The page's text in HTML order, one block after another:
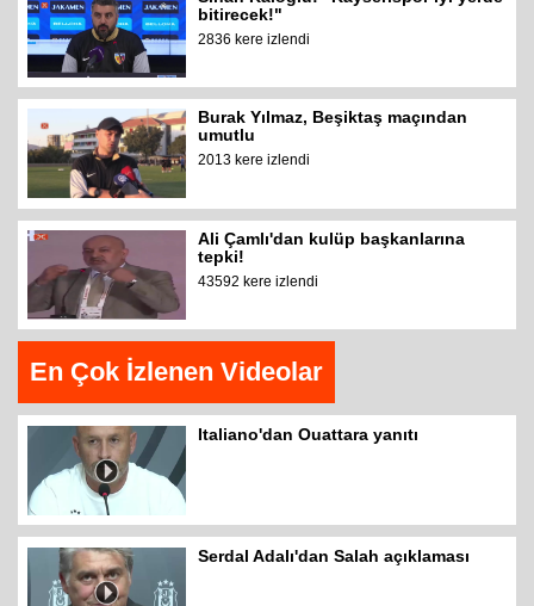
bitirecek!"
2836 kere izlendi
Burak Yılmaz, Beşiktaş maçından
umutlu
2013 kere izlendi
Ali Çamlı'dan kulüp başkanlarına
tepki!
43592 kere izlendi
En Çok İzlenen Videolar
Italiano'dan Ouattara yanıtı
Serdal Adalı'dan Salah açıklaması